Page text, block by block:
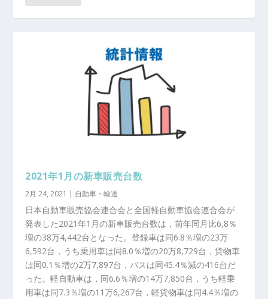
2021年1月の新車販売台数
2月 24, 2021 | 自動車・輸送
日本自動車販売協会連合会と全国軽自動車協会連合会が
発表した2021年1月の新車販売台数は，前年同月比6,8％
増の38万4,442台となった。登録車は同6.8％増の23万
6,592台，うち乗用車は同8.0％増の20万8,729台，貨物車
は同0.1％増の2万7,897台，バスは同45.4％減の416台だ
った。軽自動車は，同6.6％増の14万7,850台，うち軽乗
用車は同7.3％増の11万6,267台，軽貨物車は同4.4％増の